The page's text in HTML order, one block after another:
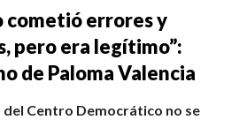
cometió errores y
pero era legítimo”:
de Paloma Valencia
del Centro Democrático no se